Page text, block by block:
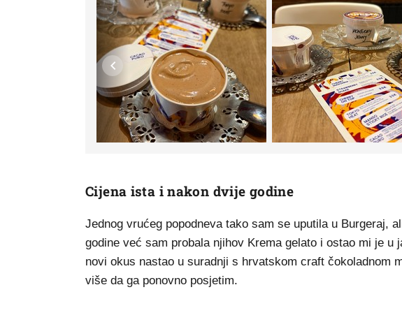
Cijena ista i nakon dvije godine
Jednog vrućeg popodneva tako sam se uputila u Burgeraj,
godine već sam probala njihov Krema gelato i ostao mi je u
novi okus nastao u suradnji s hrvatskom craft čokoladnom
više da ga ponovno posjetim.